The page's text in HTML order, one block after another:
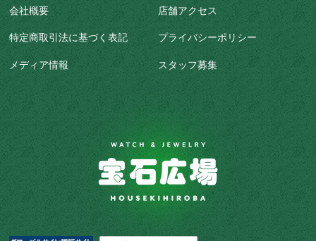
会社概要 店舗アクセス
特定商取引法に基づく表記 プライバシーポリシー
メディア情報 スタッフ募集